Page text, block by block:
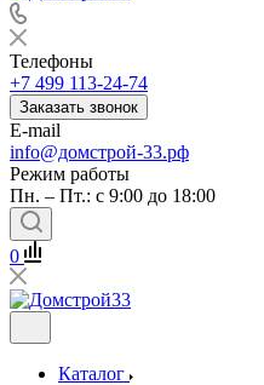
Телефоны
+7 499 113-24-74
Заказать звонок
E-mail
info@домстрой-33.рф
Режим работы
Пн. – Пт.: с 9:00 до 18:00
0
Каталог